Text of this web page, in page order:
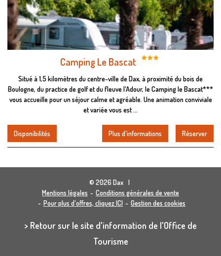
Camping Le Bascat
Situé à 1,5 kilomètres du centre-ville de Dax, à proximité du bois de
Boulogne, du practice de golf et du fleuve l'Adour, le Camping le Bascat***
vous accueille pour un séjour calme et agréable. Une animation conviviale
et variée vous est ...
Disponibilités Plus d'informations Réserver
© 2026 Dax
Mentions légales
Conditions générales de vente
Pour plus d'offres, cliquez ICI
Gestion des cookies
> Retour sur le site d'information de l'Office de
Tourisme